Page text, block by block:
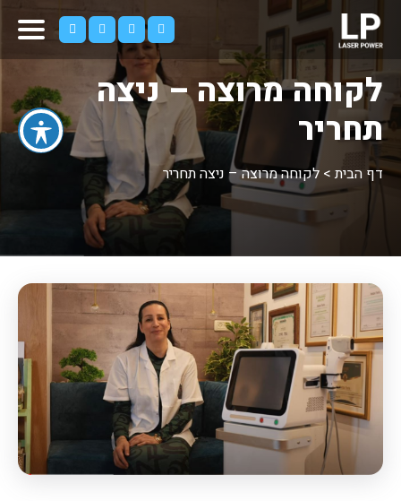
לקוחה מרוצה – ניצה
תחריר
דף הבית> לקוחה מרוצה – ניצה תחריר